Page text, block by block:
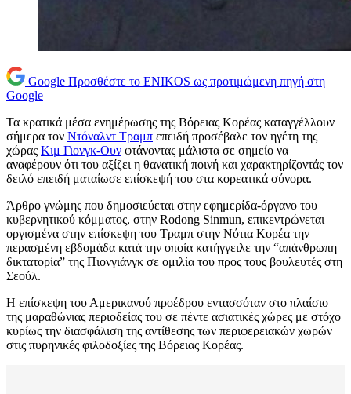
Google Προσθέστε το ENIKOS ως προτιμώμενη πηγή στη
Google
Τα κρατικά μέσα ενημέρωσης της Βόρειας Κορέας καταγγέλλουν
σήμερα τον Ντόναλντ Τραμπ επειδή προσέβαλε τον ηγέτη της
χώρας Κιμ Γιονγκ-Ουν φτάνοντας μάλιστα σε σημείο να
αναφέρουν ότι του αξίζει η θανατική ποινή και χαρακτηρίζοντάς τον
δειλό επειδή ματαίωσε επίσκεψή του στα κορεατικά σύνορα.
Άρθρο γνώμης που δημοσιεύεται στην εφημερίδα-όργανο του
κυβερνητικού κόμματος, στην Rodong Sinmun, επικεντρώνεται
οργισμένα στην επίσκεψη του Τραμπ στην Νότια Κορέα την
περασμένη εβδομάδα κατά την οποία κατήγγειλε την “απάνθρωπη
δικτατορία” της Πιονγιάνγκ σε ομιλία του προς τους βουλευτές στη
Σεούλ.
Η επίσκεψη του Αμερικανού προέδρου εντασσόταν στο πλαίσιο
της μαραθώνιας περιοδείας του σε πέντε ασιατικές χώρες με στόχο
κυρίως την διασφάλιση της αντίθεσης των περιφερειακών χωρών
στις πυρηνικές φιλοδοξίες της Βόρειας Κορέας.